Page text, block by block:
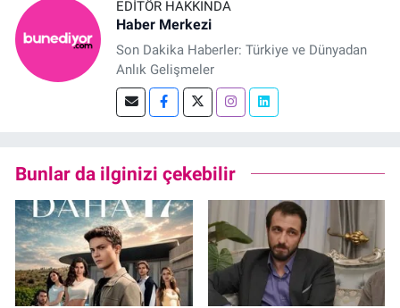
EDITÖR HAKKINDA
Haber Merkezi
Son Dakika Haberler: Türkiye ve Dünyadan
Anlık Gelişmeler
Bunlar da ilginizi çekebilir